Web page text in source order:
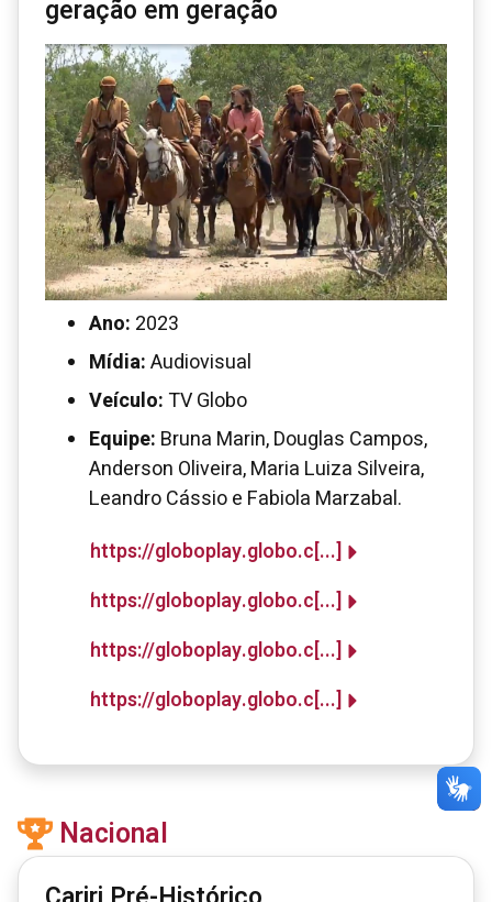
geração em geração
Ano: 2023
Mídia:Audiovisual
Veículo: TV Globo
Equipe: Bruna Marin, Douglas Campos,
Anderson Oliveira, Maria Luiza Silveira,
Leandro Cássio e Fabiola Marzabal.
https://globoplay.globo.c[...]
https://globoplay.globo.c[...]
https://globoplay.globo.c[...]
https://globoplay.globo.c[...]
Nacional